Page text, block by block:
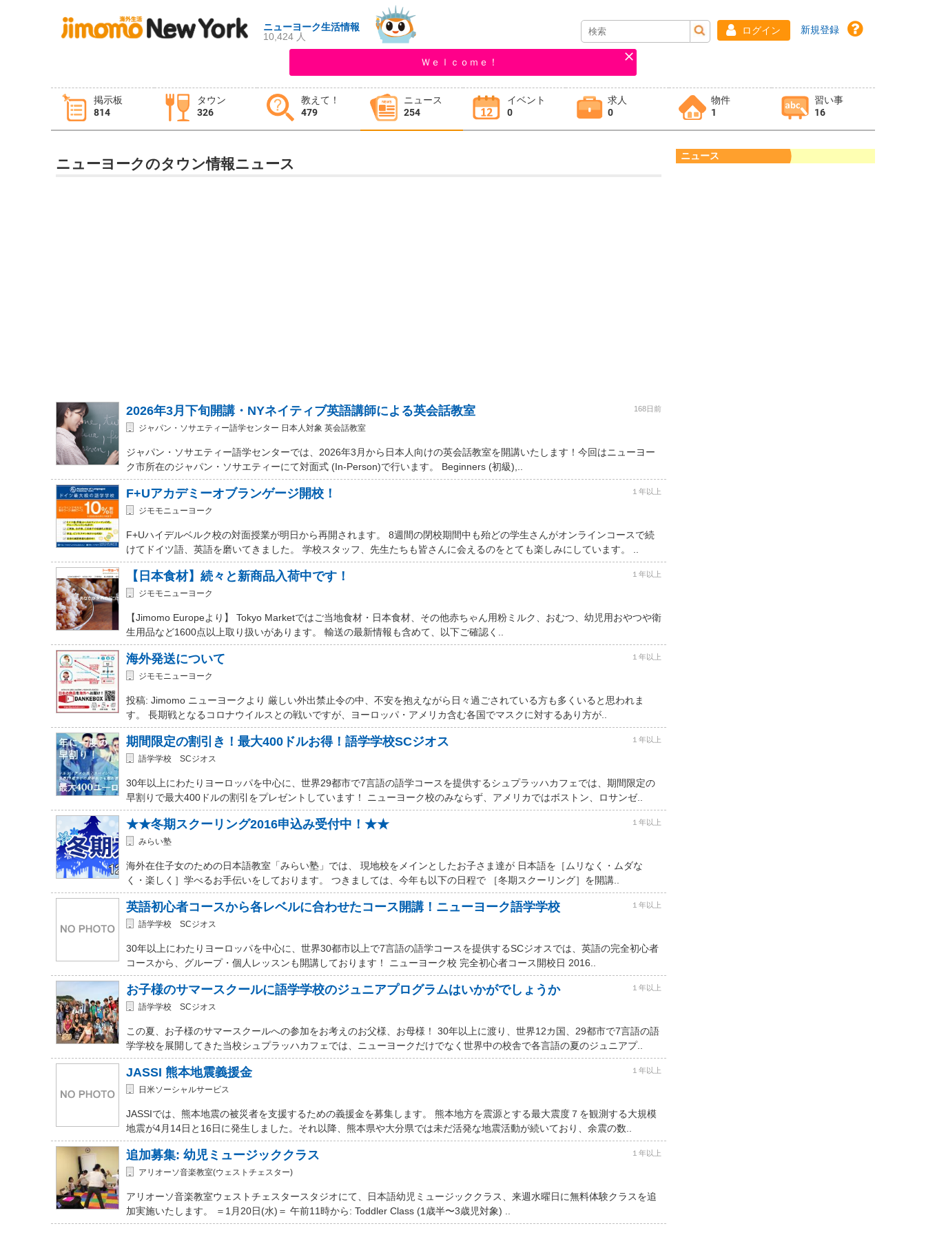
ニューヨーク生活情報
10,424 人
ログイン 新規登録
Ｗｅｌｃｏｍｅ！
掲示板
814
タウン
326
教えて！
479
ニュース
254
イベント
0
求人
0
物件
1
習い事
16
タウン情報
イベント 求人
ニューヨークのタウン情報ニュース
2026年3月下旬開講・NYネイティブ英語講師による英会話教室 168日前
ジャパン・ソサエティー語学センター 日本人対象 英会話教室
ジャパン・ソサエティー語学センターでは、2026年3月から日本人向けの英会話教室を開講いたします！今回はニューヨー
ク市所在のジャパン・ソサエティーにて対面式 (In-Person)で行います。 Beginners (初級),..
F+Uアカデミーオブランゲージ開校！ １年以上
ジモモニューヨーク
F+Uハイデルベルク校の対面授業が明日から再開されます。 8週間の閉校期間中も殆どの学生さんがオンラインコースで続
けてドイツ語、英語を磨いてきました。 学校スタッフ、先生たちも皆さんに会えるのをとても楽しみにしています。 ..
【日本食材】続々と新商品入荷中です！ １年以上
ジモモニューヨーク
【Jimomo Europeより】 Tokyo Marketではご当地食材・日本食材、その他赤ちゃん用粉ミルク、おむつ、幼児用おやつや衛
生用品など1600点以上取り扱いがあります。 輸送の最新情報も含めて、以下ご確認く..
海外発送について １年以上
ジモモニューヨーク
投稿: Jimomo ニューヨークより 厳しい外出禁止令の中、不安を抱えながら日々過ごされている方も多くいると思われま
す。 長期戦となるコロナウイルスとの戦いですが、ヨーロッパ・アメリカ含む各国でマスクに対するあり方が..
期間限定の割引き！最大400ドルお得！語学学校SCジオス １年以上
語学学校 SCジオス
30年以上にわたりヨーロッパを中心に、世界29都市で7言語の語学コースを提供するシュプラッハカフェでは、期間限定の
早割りで最大400ドルの割引をプレゼントしています！ ニューヨーク校のみならず、アメリカではボストン、ロサンゼ..
★★冬期スクーリング2016申込み受付中！★★ １年以上
みらい塾
海外在住子女のための日本語教室「みらい塾」では、 現地校をメインとしたお子さま達が 日本語を［ムリなく・ムダな
く・楽しく］学べるお手伝いをしております。 つきましては、今年も以下の日程で ［冬期スクーリング］を開講..
英語初心者コースから各レベルに合わせたコース開講！ニューヨーク語学学校 １年以上
語学学校 SCジオス
30年以上にわたりヨーロッパを中心に、世界30都市以上で7言語の語学コースを提供するSCジオスでは、英語の完全初心者
コースから、グループ・個人レッスンも開講しております！ ニューヨーク校 完全初心者コース開校日 2016..
お子様のサマースクールに語学学校のジュニアプログラムはいかがでしょうか １年以上
語学学校 SCジオス
この夏、お子様のサマースクールへの参加をお考えのお父様、お母様！ 30年以上に渡り、世界12カ国、29都市で7言語の語
学学校を展開してきた当校シュプラッハカフェでは、ニューヨークだけでなく世界中の校舎で各言語の夏のジュニアプ..
JASSI 熊本地震義援金 １年以上
日米ソーシャルサービス
JASSIでは、熊本地震の被災者を支援するための義援金を募集します。 熊本地方を震源とする最大震度７を観測する大規模
地震が4月14日と16日に発生しました。それ以降、熊本県や大分県では未だ活発な地震活動が続いており、余震の数..
追加募集: 幼児ミュージッククラス １年以上
アリオーソ音楽教室(ウェストチェスター)
アリオーソ音楽教室ウェストチェスタースタジオにて、日本語幼児ミュージッククラス、来週水曜日に無料体験クラスを追
加実施いたします。 ＝1月20日(水)＝ 午前11時から: Toddler Class (1歳半〜3歳児対象) ..
ニュース